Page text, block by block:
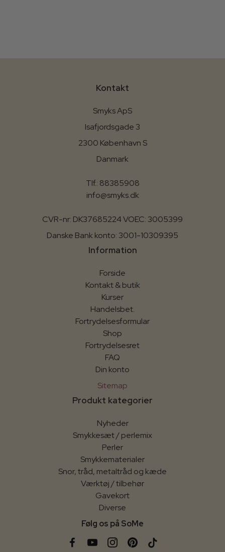
Kontakt
Smyks ApS
Isafjordsgade 3
2300 København S
Danmark
Tlf.: 88385908
info@smyks.dk
CVR-nr: DK37685224 VOEC: 3005399
Danske Bank konto: 3001-10309395
Information
Forside
Kontakt & butik
Kurser
Handelsbet.
Fortrydelsesformular
Shop
Fortrydelsesret
FAQ
Din konto
Sitemap
Produkt kategorier
Nyheder
Smykkesæt / perlemix
Perler
Smykkematerialer
Snor, tråd, metaltråd og kæde
Værktøj / tilbehør
Gavekort
Diverse
Følg os på SoMe